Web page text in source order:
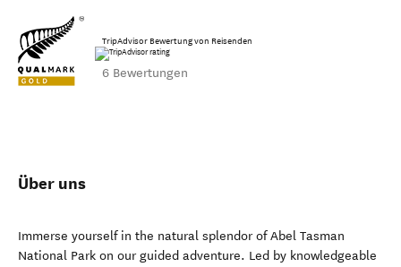
TripAdvisor Bewertung von Reisenden
6 Bewertungen
Über uns
Immerse yourself in the natural splendor of Abel Tasman
National Park on our guided adventure. Led by knowledgeable